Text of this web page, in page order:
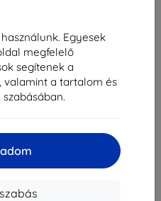
Egyesek
megfelelő
segítenek a
valamint a tartalom és
-
3 391 Ft/db
- 19. augusztus